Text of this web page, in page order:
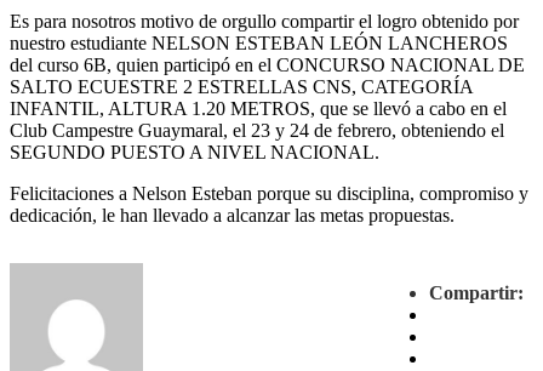
Es para nosotros motivo de orgullo compartir el logro obtenido por
nuestro estudiante NELSON ESTEBAN LEÓN LANCHEROS
del curso 6B, quien participó en el CONCURSO NACIONAL DE
SALTO ECUESTRE 2 ESTRELLAS CNS, CATEGORÍA
INFANTIL, ALTURA 1.20 METROS, que se llevó a cabo en el
Club Campestre Guaymaral, el 23 y 24 de febrero, obteniendo el
SEGUNDO PUESTO A NIVEL NACIONAL.
Felicitaciones a Nelson Esteban porque su disciplina, compromiso y
dedicación, le han llevado a alcanzar las metas propuestas.
Compartir: